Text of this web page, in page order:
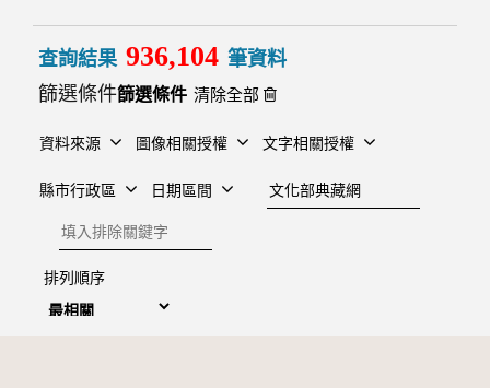
查詢結果 936,104 筆資料
篩選條件
清除全部
資料來源 圖像相關授權 文字相關授權
縣市行政區 日期區間
建檔單位
排除關鍵字
排列順序